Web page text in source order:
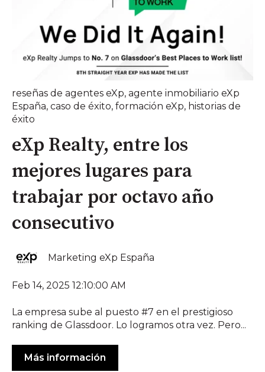
reseñas de agentes eXp, agente inmobiliario eXp
España, caso de éxito, formación eXp, historias de
éxito
eXp Realty, entre los
mejores lugares para
trabajar por octavo año
consecutivo
Marketing eXp España
Feb 14, 2025 12:10:00 AM
La empresa sube al puesto #7 en el prestigioso
ranking de Glassdoor. Lo logramos otra vez. Pero...
Más información